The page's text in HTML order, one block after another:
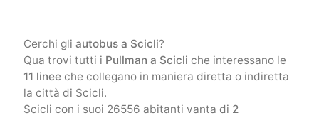
Cerchi gli autobus a Scicli?
Qua trovi tutti i Pullman a Scicli che interessano le
11 lineeche collegano in maniera diretta o indiretta
la città di Scicli.
Scicli con i suoi 26556 abitanti vanta di 2